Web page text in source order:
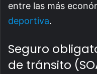
entre las más
deportiva.
Seguro
de tránsito